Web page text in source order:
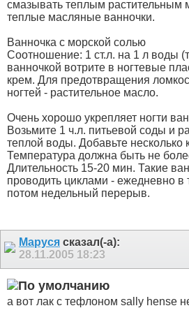
смазывать теплым растительным
теплые масляные ванночки.
Ванночка с морской солью
Соотношение: 1 ст.л. на 1 л воды
ванночкой вотрите в ногтевые
крем. Для предотвращения
ногтей - растительное масло.
Очень хорошо укрепляет ногти
Возьмите 1 ч.л. питьевой соды и
теплой воды. Добавьте несколько
Температура должна быть не
Длительность 15-20 мин. Такие
проводить циклами - ежедневно в
потом недельный перерыв.
Маруся сказал(-а):
28.11.2005 18:23
а вот лак с тефлоном sally hense